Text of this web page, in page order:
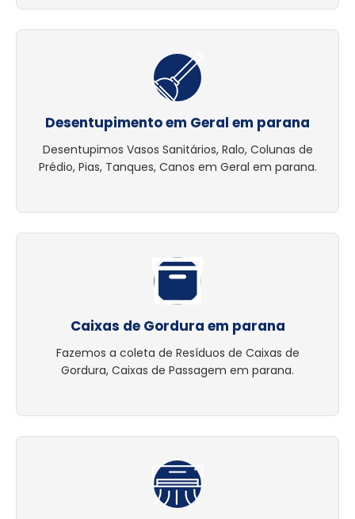
Desentupimento em Geral em parana
Desentupimos Vasos Sanitários, Ralo, Colunas de
Prédio, Pias, Tanques, Canos em Geral em parana.
Caixas de Gordura em parana
Fazemos a coleta de Resíduos de Caixas de
Gordura, Caixas de Passagem em parana.